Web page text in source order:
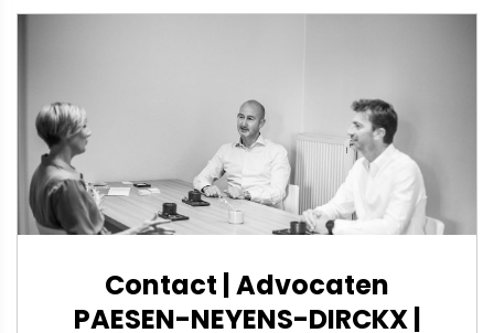
Contact | Advocaten
PAESEN-NEYENS-DIRCKX |